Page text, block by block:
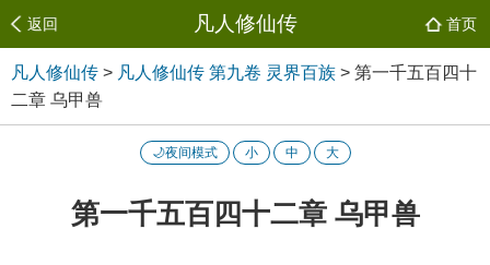
返回 凡人修仙传 首页
凡人修仙传 > 凡人修仙传 第九卷 灵界百族 > 第一千五百四十
二章 乌甲兽
🌙夜间模式 小 中 大
第一千五百四十二章 乌甲兽